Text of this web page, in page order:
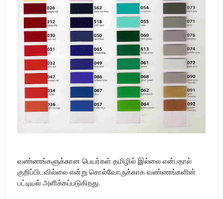
வண்ணங்களுக்கான பெயர்கள் தமிழில் இல்லை என்பதால்
குறிப்பிடவில்லை என்று சொல்வோருக்காக வண்ணங்களின்
பட்டியல் அளிக்கப்படுகிறது.